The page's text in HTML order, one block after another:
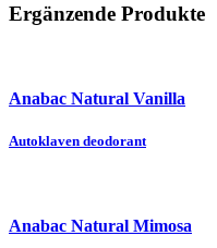
Ergänzende Produkte
Anabac Natural Vanilla
Autoklaven deodorant
Anabac Natural Mimosa